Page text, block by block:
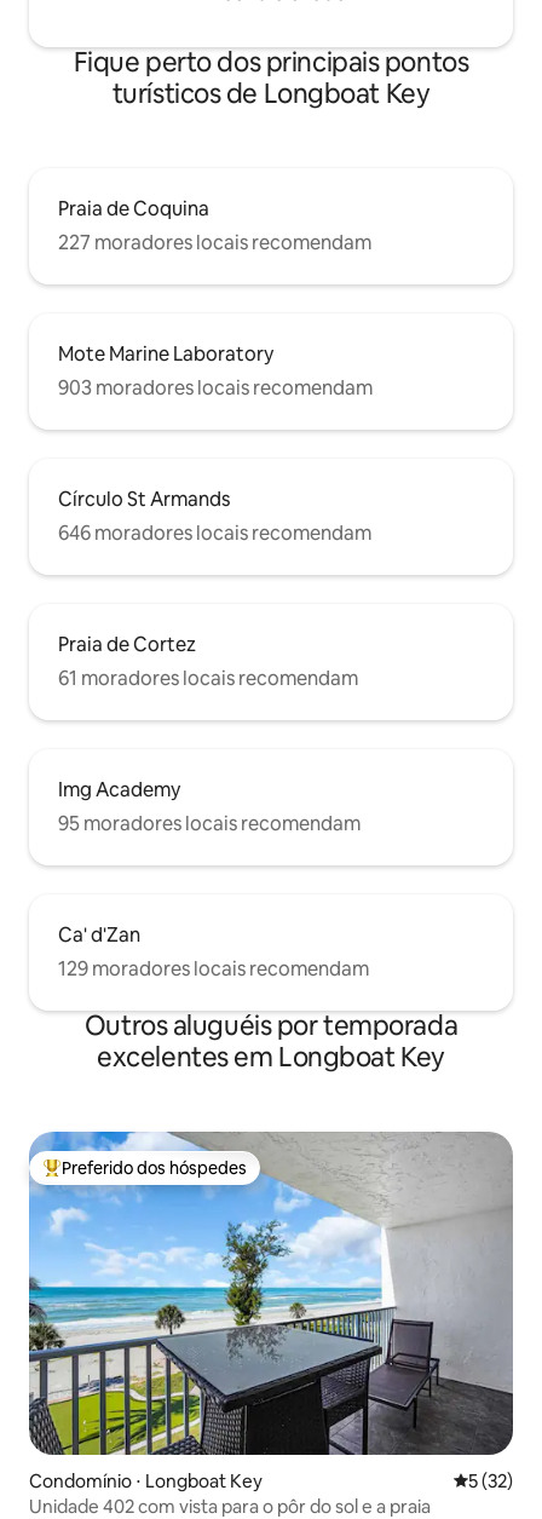
Fique perto dos principais pontos
turísticos de Longboat Key
Praia de Coquina
227 moradores locais recomendam
Mote Marine Laboratory
903 moradores locais recomendam
Círculo St Armands
646 moradores locais recomendam
Praia de Cortez
61 moradores locais recomendam
Img Academy
95 moradores locais recomendam
Ca' d'Zan
129 moradores locais recomendam
Outros aluguéis por temporada
excelentes em Longboat Key
Entre os melhores preferidos dos hóspedes
Preferido dos hóspedes
Condomínio ⋅ Longboat Key 5 de uma
5 (32)
Unidade 402 com vista para o pôr do sol e a praia